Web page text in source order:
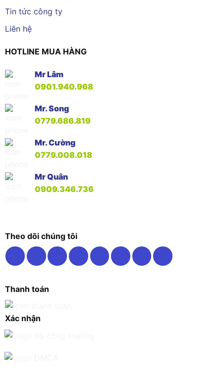
Tin tức công ty
Liên hệ
HOTLINE MUA HÀNG
Mr Lâm
0901.940.968
Mr. Song
0779.686.819
Mr. Cường
0779.008.018
Mr Quân
0909.346.736
Theo dõi chúng tôi
Thanh toán
Xác nhận